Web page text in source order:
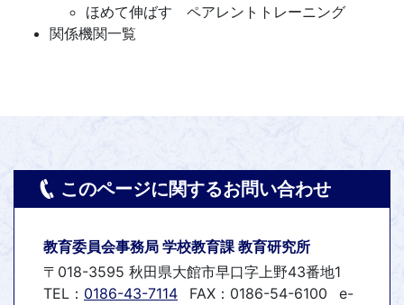
ほめて伸ばす ペアレントトレーニング
関係機関一覧
このページに関するお問い合わせ
教育委員会事務局 学校教育課 教育研究所
〒018-3595 秋田県大館市早口字上野43番地1
TEL： 0186-43-7114 FAX：0186-54-6100
e-